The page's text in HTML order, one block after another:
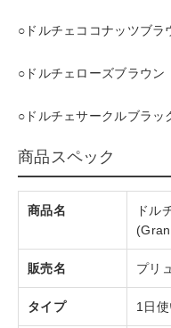
○ドルチェココナッツブラ
○ドルチェローズブラウン
○ドルチェサークルブラッ
商品スペック
商品名
ドル
販売名 プリ
タイプ 1日